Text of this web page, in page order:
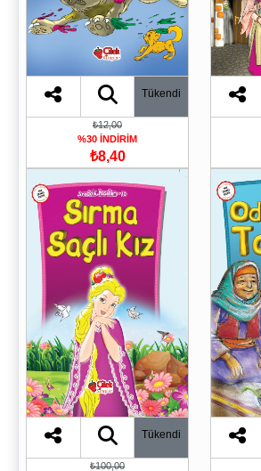
Tükendi
₺12,00
%30 İNDİRİM
₺8,40
Tükendi
₺100,00